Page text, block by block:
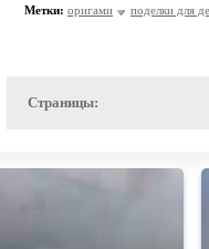
Метки: оригами поделки для
Страницы: